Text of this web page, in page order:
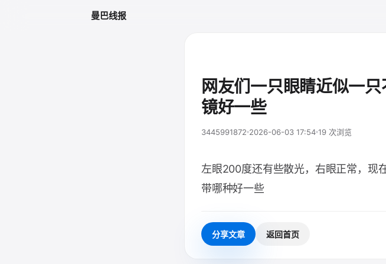
曼巴线报
网友们一只眼睛近似一
镜好一些
3445991872 2026-06-03 17:54 19 次浏览
左眼200度还有些散光，右眼正常，现
带哪种好一些
分享文章 返回首页